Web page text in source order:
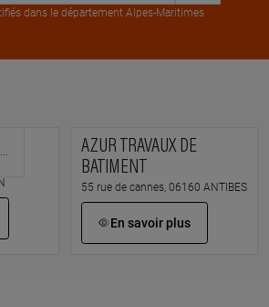
sdans le département Alpes-Maritimes
AZUR TRAVAUX DE
BATIMENT
55 rue de cannes, 06160 ANTIBES
En savoir plus